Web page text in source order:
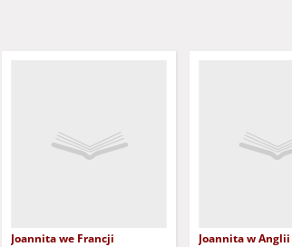
Joannita we Francji Joannita w Anglii